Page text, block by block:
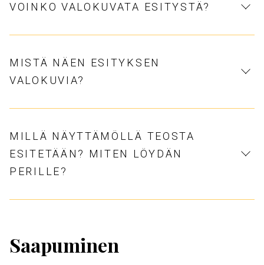
VOINKO VALOKUVATA ESITYSTÄ?
MISTÄ NÄEN ESITYKSEN
VALOKUVIA?
MILLÄ NÄYTTÄMÖLLÄ TEOSTA
ESITETÄÄN? MITEN LÖYDÄN
PERILLE?
Saapuminen